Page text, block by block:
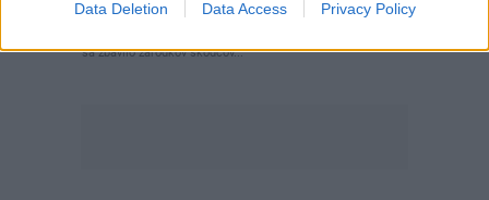
Data Deletion Data Access Privacy Policy
vyjsť draho. Ako ho ochrániť pred hnitím a škodcami?
sa zbavilo zarodkov skodcov...